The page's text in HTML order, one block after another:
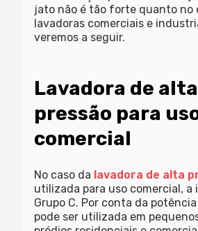
jato não é tão forte quanto no
lavadoras comerciais e
veremos a seguir.
Lavadora de alta
pressão para
comercial
No caso da lavadora de alta
utilizada para uso comercial, a
Grupo C. Por conta da
pode ser utilizada em